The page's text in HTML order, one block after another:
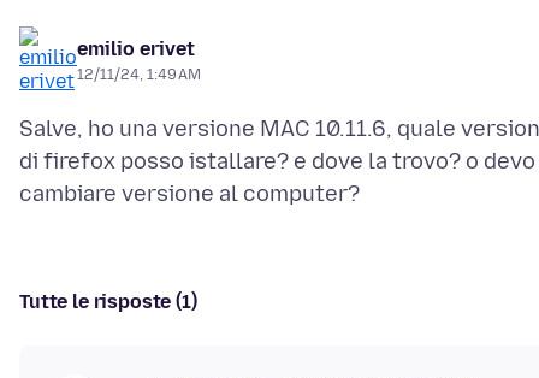
emilio erivet
12/11/24, 1:49 AM
Salve, ho una versione MAC 10.11.6, quale
di firefox posso istallare? e dove la trovo? o devo
Tutte le risposte (1)